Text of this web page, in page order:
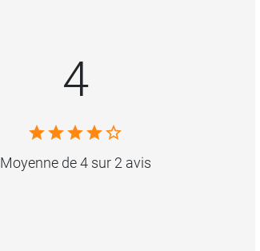
4
Moyenne de 4 sur 2 avis